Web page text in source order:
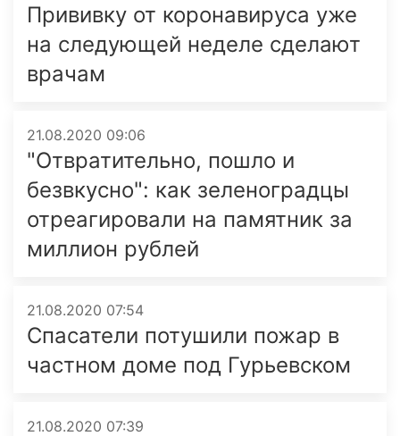
Прививку от коронавируса уже
на следующей неделе сделают
врачам
21.08.2020 09:06
"Отвратительно, пошло и
безвкусно": как зеленоградцы
отреагировали на памятник за
миллион рублей
21.08.2020 07:54
Спасатели потушили пожар в
частном доме под Гурьевском
21.08.2020 07:39